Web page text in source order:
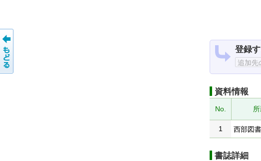
登録
資料情報
No.
1
西部図
書誌詳細